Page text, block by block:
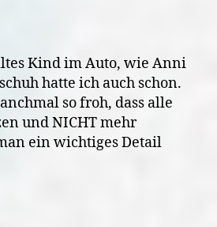
Kind im Auto, wie Anni
hatte ich auch schon.
so froh, dass alle
und NICHT mehr
ein wichtiges Detail